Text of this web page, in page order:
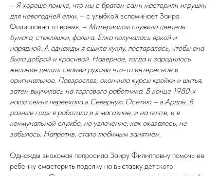
– Я хорошо помню, что мы с братом сами мастерили игрушки
для новогодней елки, – с улыбкой вспоминает Заира
Филипповна то время. – Материалом служили цветная
бумага, стекляшки, фольга. Елка получалась яркой и
нарядной. А однажды я сшила куклу, постаралась, чтобы она
была доброй и красивой. Наверное, тогда и зародилось
желание делать своими руками что-то интересное и
оригинальное. Повзрослев, окончила курсы кройки и шитья,
затем выучилась на торгового работника. В конце 1980-х
наша семья переехала в Северную Осетию – в Ардон. В
разные годы я работала и в магазине, и на почте, и в
коммунальной службе, но увлечение, как оказалось, не
забылось. Напротив, стало любимым занятием.
Однажды знакомая попросила Заиру Филипповну помочь ее
ребенку смастерить поделку на выставку детского